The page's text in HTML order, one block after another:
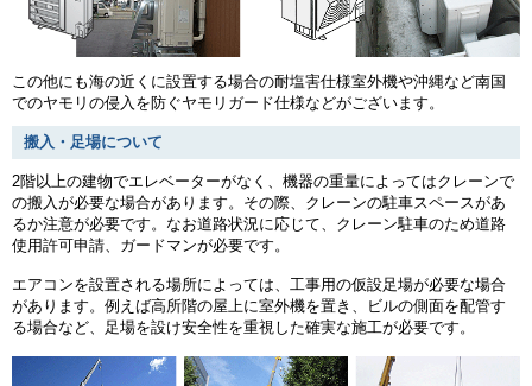
この他にも海の近くに設置する場合の耐塩害仕様室外機や沖縄など南国
でのヤモリの侵入を防ぐヤモリガード仕様などがございます。
搬入・足場について
2階以上の建物でエレベーターがなく、機器の重量によってはクレーンで
の搬入が必要な場合があります。その際、クレーンの駐車スペースがあ
るか注意が必要です。なお道路状況に応じて、クレーン駐車のため道路
使用許可申請、ガードマンが必要です。
エアコンを設置される場所によっては、工事用の仮設足場が必要な場合
があります。例えば高所階の屋上に室外機を置き、ビルの側面を配管す
る場合など、足場を設け安全性を重視した確実な施工が必要です。